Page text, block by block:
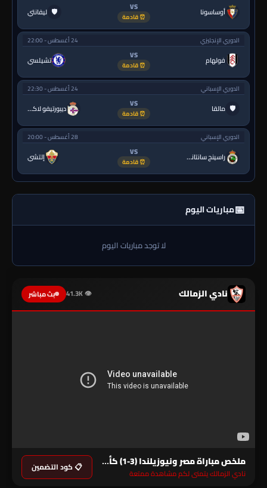
أوساسونا VS
⏰ قادمة ليفانتي 🛡
الدوري الإنجليزي 24 أغسطس - 22:00
فولهام VS
⏰ قادمة تشيلسي
الدوري الإسباني 24 أغسطس - 22:30
🛡 مالقا VS
⏰ قادمة ديبورتيفو لاكورونيا
الدوري الإسباني 28 أغسطس - 20:00
راسينج سانتاندير VS
⏰ قادمة إلتشي
📅مباريات اليوم
لا توجد مباريات اليوم
نادي الزمالك 👁 41.3K بث مباشر
ملخص مباراة مصر ونيوزيلندا (3-1) كأس العالم
نادي الزمالك يتمنى لكم مشاهدة ممتعة 📋 كود التضمين